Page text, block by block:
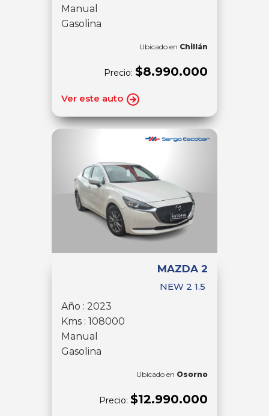
Manual
Gasolina
Ubicado en Chillán
Precio: $8.990.000
Ver este auto
MAZDA 2
NEW 2 1.5
Año : 2023
Kms : 108000
Manual
Gasolina
Ubicado en Osorno
Precio: $12.990.000